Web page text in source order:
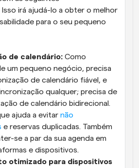
irá ajudá-lo a obter o melhor
para o seu pequeno
de calendário: Como
um pequeno negócio, precisa
de calendário fiável, e
qualquer; precisa de
de calendário bidirecional.
ajuda a evitar não
e reservas duplicadas. Também
se a par da sua agenda em
e dispositivos.
otimizado para dispositivos